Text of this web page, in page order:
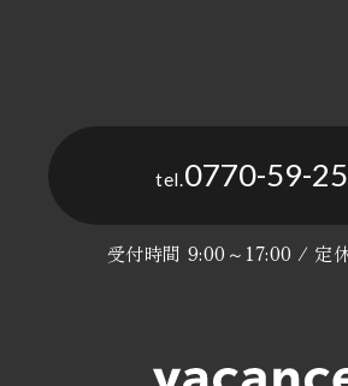
tel.0770-59-
受付時間 9:00～17:00 / 定